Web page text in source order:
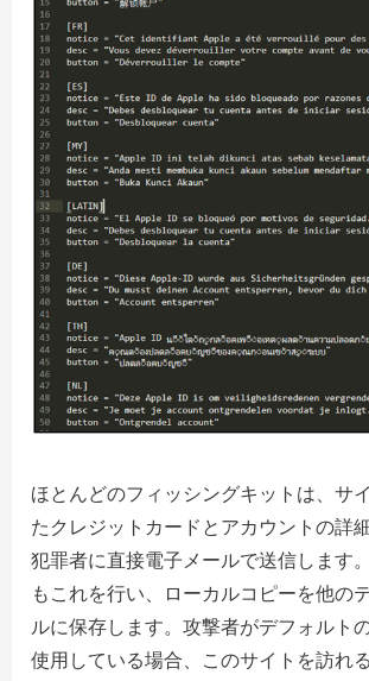
ほとんどのフィッシングキットは、サ
たクレジットカードとアカウントの詳
犯罪者に直接電子メールで送信します。
もこれを行い、ローカルコピーを他の
ルに保存します。 攻撃者がデフォルト
使用している場合、
このサイトを訪れ